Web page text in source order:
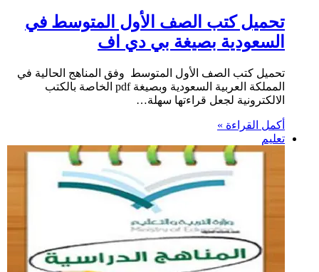
تحميل كتب الصف الأول المتوسط في
السعودية بصيغة بي دي اف
تحميل كتب الصف الأول المتوسط وفق المناهج الحالية في
المملكة العربية السعودية وبصيغة pdf الخاصة بالكتب
الالكترونية لجعل قراءتها سهلة…
أكمل القراءة »
تعليم